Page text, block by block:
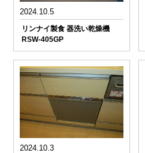
2024.10.5
リンナイ製食 器洗い乾燥機
RSW-405GP
2024.10.3